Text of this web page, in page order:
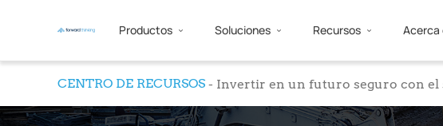
Productos Soluciones Recursos Acerca
CENTRO DE RECURSOS Invertir en un futuro seguro con el